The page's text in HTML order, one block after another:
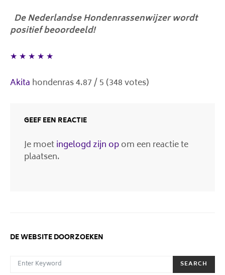
De Nederlandse Hondenrassenwijzer wordt
positief beoordeeld!
★ ★ ★ ★ ★
Akita hondenras4.87/5 (348votes)
GEEF EEN REACTIE
Je moetingelogd zijn opom een reactie te
plaatsen.
DE WEBSITE DOORZOEKEN
SEARCH FOR:
SEARCH